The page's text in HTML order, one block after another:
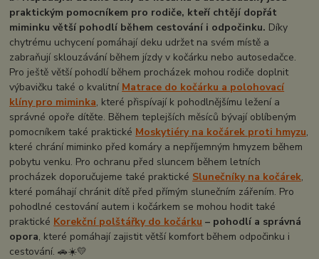
praktickým pomocníkem pro rodiče, kteří chtějí dopřát
miminku větší pohodlí během cestování i odpočinku. Díky
chytrému uchycení pomáhají deku udržet na svém místě a
zabraňují sklouzávání během jízdy v kočárku nebo autosedačce.
Pro ještě větší pohodlí během procházek mohou rodiče doplnit
výbavičku také o kvalitní Matrace do kočárku a polohovací
klíny pro miminka, které přispívají k pohodlnějšímu ležení a
správné opoře dítěte. Během teplejších měsíců bývají oblíbeným
pomocníkem také praktické Moskytiéry na kočárek proti hmyzu,
které chrání miminko před komáry a nepříjemným hmyzem během
pobytu venku. Pro ochranu před sluncem během letních
procházek doporučujeme také praktické Slunečníky na kočárek,
které pomáhají chránit dítě před přímým slunečním zářením. Pro
pohodlné cestování autem i kočárkem se mohou hodit také
praktické Korekční polštářky do kočárku – pohodlí a správná
opora, které pomáhají zajistit větší komfort během odpočinku i
cestování. 🚗☀️💛